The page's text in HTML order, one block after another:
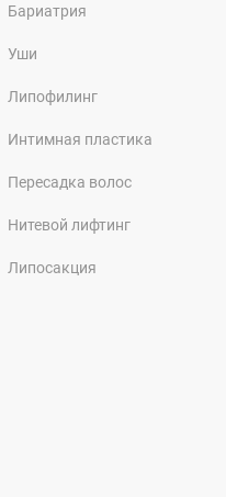
Бариатрия
Уши
Липофилинг
Интимная пластика
Пересадка волос
Нитевой лифтинг
Липосакция